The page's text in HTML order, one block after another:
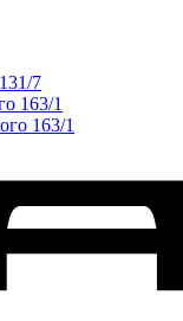
7
163/1
163/1